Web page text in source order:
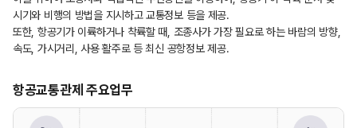
시기와 비행의 방법을 지시하고 교통정보 등을 제공.
또한, 항공기가 이륙하거나 착륙할 때, 조종사가 가장 필요로 하는 바람의 방향,
속도, 가시거리, 사용 활주로 등 최신 공항정보 제공.
항공교통관제 주요업무